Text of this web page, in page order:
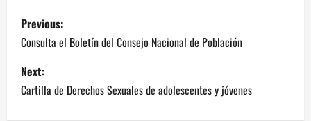
P
o
s
t
Previous:
Consulta el Boletín del Consejo Nacional de Población
Next:
Cartilla de Derechos Sexuales de adolescentes y jóvenes